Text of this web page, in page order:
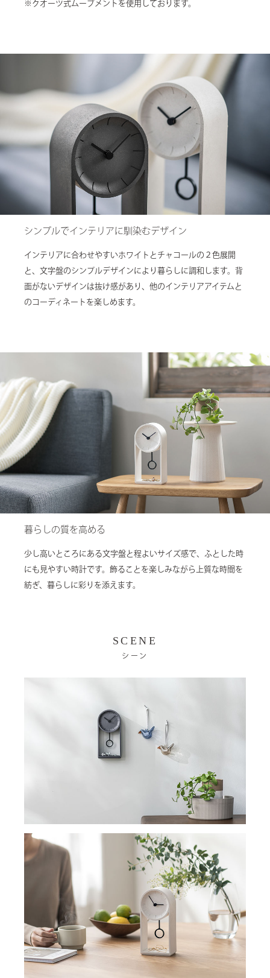
※クオーツ式ムーブメントを使用しております。
シンプルでインテリアに馴染むデザイン
インテリアに合わせやすいホワイトとチャコールの２色展開
と、文字盤のシンプルデザインにより暮らしに調和します。背
面がないデザインは抜け感があり、他のインテリアアイテムと
のコーディネートを楽しめます。
暮らしの質を高める
少し高いところにある文字盤と程よいサイズ感で、ふとした時
にも見やすい時計です。飾ることを楽しみながら上質な時間を
紡ぎ、暮らしに彩りを添えます。
SCENE
シーン